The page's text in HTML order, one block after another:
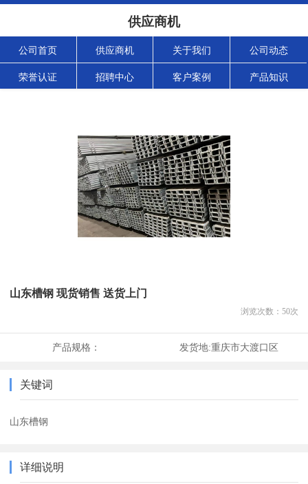
供应商机
公司首页 供应商机 关于我们 公司动态
荣誉认证 招聘中心 客户案例 产品知识
山东槽钢 现货销售 送货上门
浏览次数： 50次
产品规格： 发货地:重庆市大渡口区
关键词
山东槽钢
详细说明